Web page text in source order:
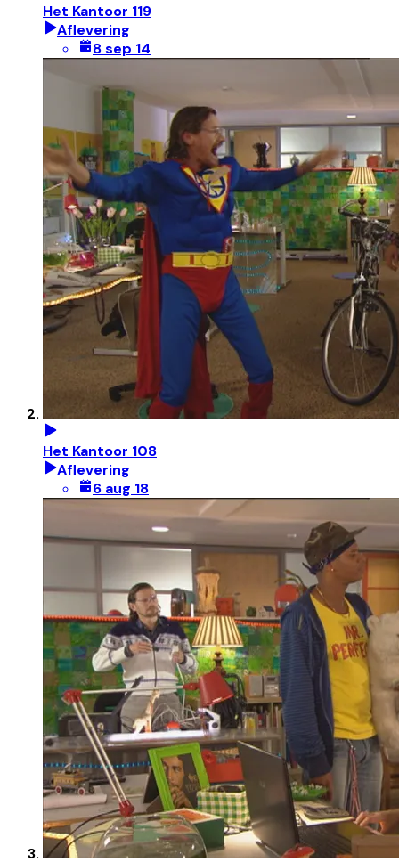
Het Kantoor 119
Aflevering
8 sep 14
Het Kantoor 108
Aflevering
6 aug 18